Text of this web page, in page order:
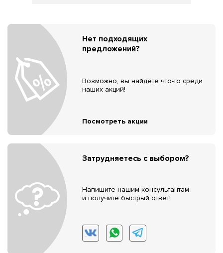
Нет подходящих
предложений?
Возможно, вы найдёте что-то среди
наших акций!
Посмотреть акции
Затрудняетесь с выбором?
Напишите нашим консультантам
и получите быстрый ответ!